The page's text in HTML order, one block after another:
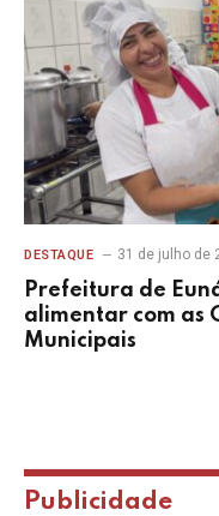
DESTAQUE 31 de julho de
Prefeitura de
alimentar com as
Municipais
Publicidade